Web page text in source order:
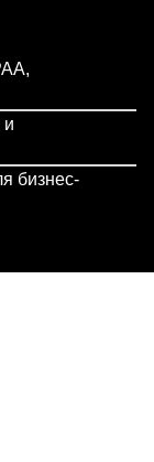
и
бизнес-